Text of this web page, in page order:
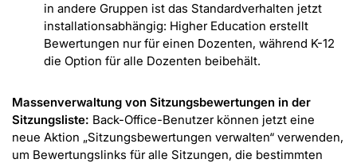
in andere Gruppen ist das Standardverhalten jetzt
installationsabhängig: Higher Education erstellt
Bewertungen nur für einen Dozenten, während K-12
die Option für alle Dozenten beibehält.
Massenverwaltung von Sitzungsbewertungen in der
Sitzungsliste: Back-Office-Benutzer können jetzt eine
neue Aktion „Sitzungsbewertungen verwalten“ verwenden,
um Bewertungslinks für alle Sitzungen, die bestimmten